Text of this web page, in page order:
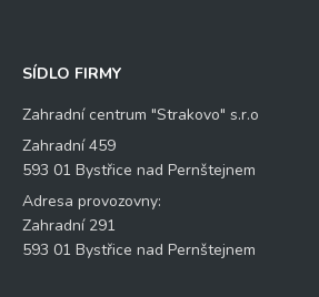
SÍDLO FIRMY
Zahradní centrum "Strakovo" s.r.o
Zahradní 459
593 01 Bystřice nad Pernštejnem
Adresa provozovny:
Zahradní 291
593 01 Bystřice nad Pernštejnem